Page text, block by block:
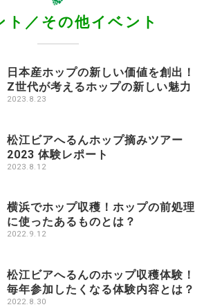
ト／その他イベント
日本産ホップの新しい価値を創出！
Z世代が考えるホップの新しい魅力
2023.8.23
松江ビアへるんホップ摘みツアー
2023 体験レポート
2023.8.12
横浜でホップ収穫！ホップの前処理
に使ったあるものとは？
2022.9.12
松江ビアへるんのホップ収穫体験！
毎年参加したくなる体験内容とは？
2022.8.30